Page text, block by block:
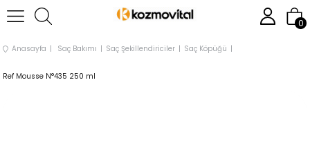
0
Anasayfa Saç Bakımı Saç Şekillendiriciler Saç Köpüğü
Ref Mousse N°435 250 ml